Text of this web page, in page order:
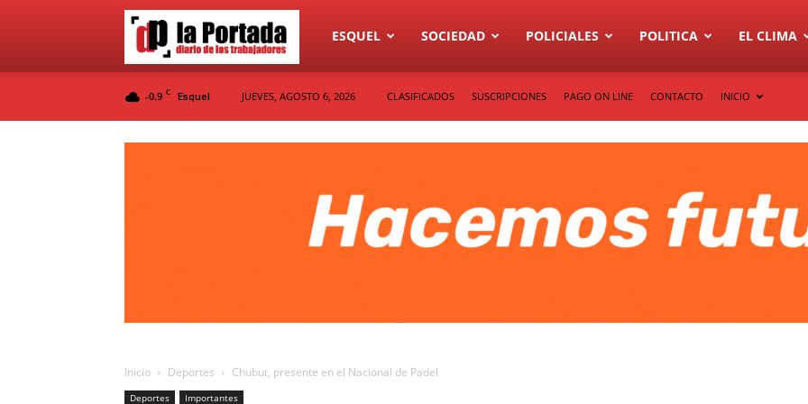
Diario
La
ESQUEL SOCIEDAD POLICIALES POLITICA EL CLIMA
-0.9 C Esquel JUEVES, AGOSTO 6, 2026 CLASIFICADOS SUSCRIPCIONES PAGO ON LINE CONTACTO INICIO
Inicio Deportes Chubut, presente en el Nacional de Padel
Deportes Importantes